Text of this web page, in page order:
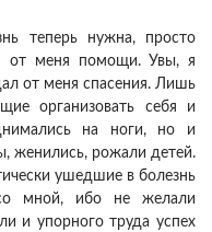
теперь нужна, просто
от меня помощи. Увы, я
от меня спасения. Лишь
организовать себя и
на ноги, но и
женились, рожали детей.
ушедшие в болезнь
мной, ибо не желали
и упорного труда успех